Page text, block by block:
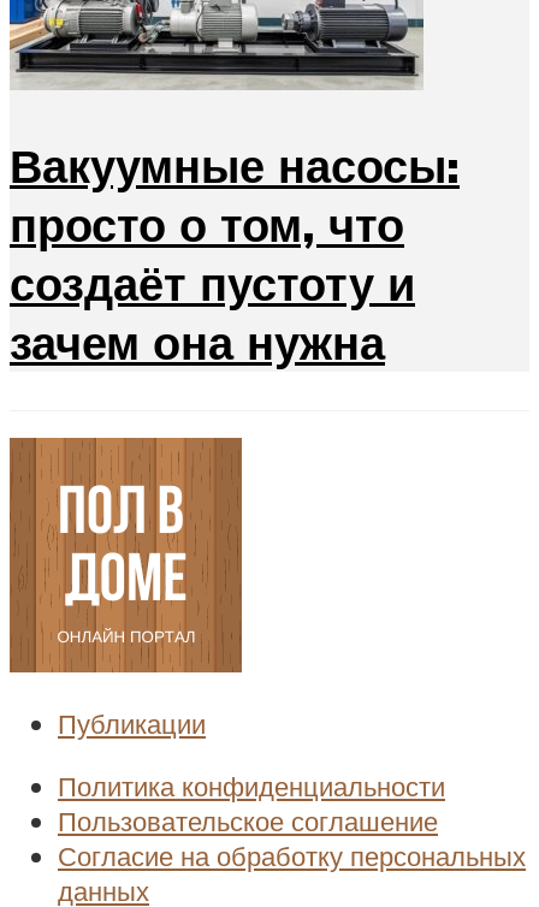
Вакуумные насосы:
просто о том, что
создаёт пустоту и
зачем она нужна
Публикации
Политика конфиденциальности
Пользовательское соглашение
Согласие на обработку персональных
данных